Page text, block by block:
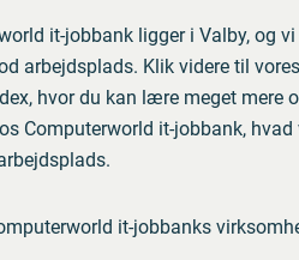
it-jobbank ligger i Valby, og
arbejdsplads. Klik videre til
hvor du kan lære meget mere
Computerworld it-jobbank, hvad
it-jobbanks